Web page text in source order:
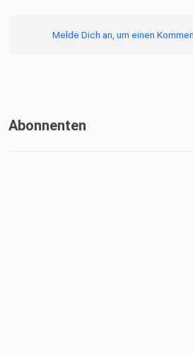
Melde Dich an, um einen
Abonnenten